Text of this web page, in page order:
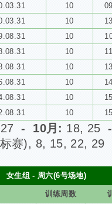
10
10
10
10
10
10
10
10
27- 10月: 18, 25
赛), 8, 15, 22, 29
女生组 - 周六(6号场地)
训练周数